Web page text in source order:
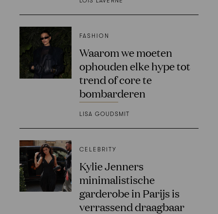
FASHION
Waarom we moeten
ophouden elke hype tot
trend of core te
bombarderen
LISA GOUDSMIT
CELEBRITY
Kylie Jenners
minimalistische
garderobe in Parijs is
verrassend draagbaar